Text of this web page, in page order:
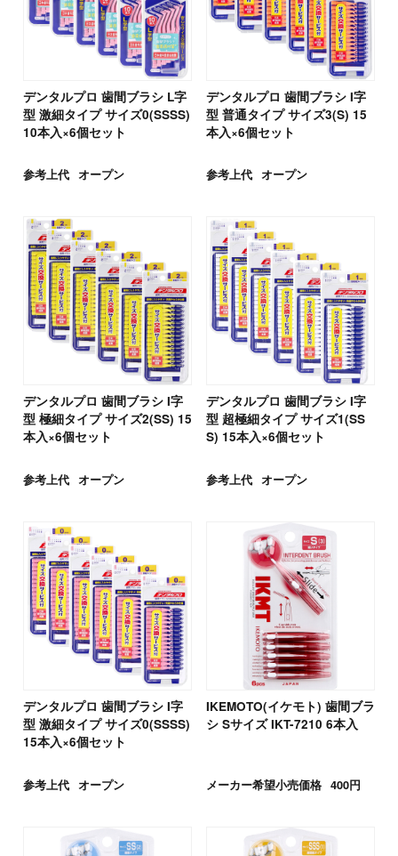
デンタルプロ 歯間ブラシ L字
型 激細タイプ サイズ0(SSSS)
10本入×6個セット
参考上代 オープン
デンタルプロ 歯間ブラシ I字
型 普通タイプ サイズ3(S) 15
本入×6個セット
参考上代 オープン
デンタルプロ 歯間ブラシ I字
型 極細タイプ サイズ2(SS) 15
本入×6個セット
参考上代 オープン
デンタルプロ 歯間ブラシ I字
型 超極細タイプ サイズ1(SS
S) 15本入×6個セット
参考上代 オープン
デンタルプロ 歯間ブラシ I字
型 激細タイプ サイズ0(SSSS)
15本入×6個セット
参考上代 オープン
IKEMOTO(イケモト) 歯間ブラ
シ Sサイズ IKT-7210 6本入
メーカー希望小売価格 400円